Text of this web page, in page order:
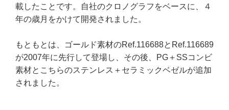
載したことです。自社のクロノグラフをベースに、４
年の歳月をかけて開発されました。
もともとは、ゴールド素材のRef.116688とRef.116689
が2007年に先行して登場し、その後、PG＋SSコンビ
素材とこちらのステンレス＋セラミックベゼルが追加
されました。